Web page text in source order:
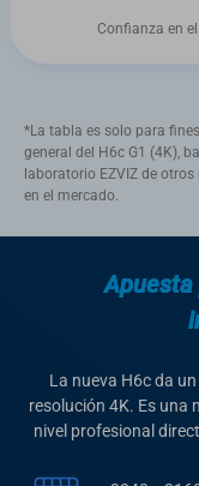
Confianza en
*La tabla es solo para
general del H6c G1 (4K),
laboratorio EZVIZ de
en el mercado.
Apuesta
La nueva H6c da
resolución 4K. Es una
nivel profesional